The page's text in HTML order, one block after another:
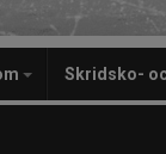
Skridsko-